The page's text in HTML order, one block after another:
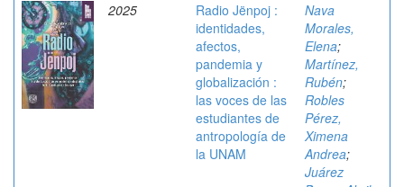
2025
Radio Jënpoj :
identidades,
afectos,
pandemia y
globalización :
las voces de las
estudiantes de
antropología de
la UNAM
Nava
Morales,
Elena;
Martínez,
Rubén;
Robles
Pérez,
Ximena
Andrea;
Juárez